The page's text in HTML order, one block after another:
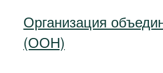
Организация
(ООН)